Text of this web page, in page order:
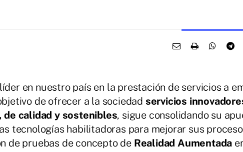
en nuestro país en la prestación de servicios a
de ofrecer a la sociedad servicios
calidad y sostenibles, sigue consolidando su
tecnologías habilitadoras para mejorar sus
de pruebas de concepto de Realidad Aumentada